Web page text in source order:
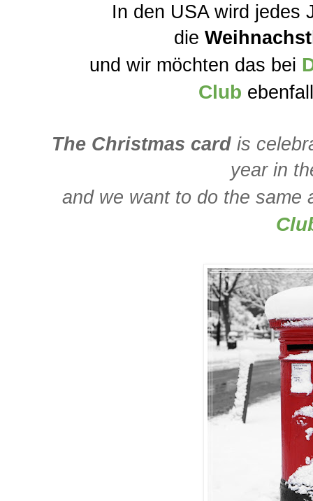
In den USA wird jedes
die
und wir möchten das bei
Club
The Christmas card is
year in
and we want to do the same